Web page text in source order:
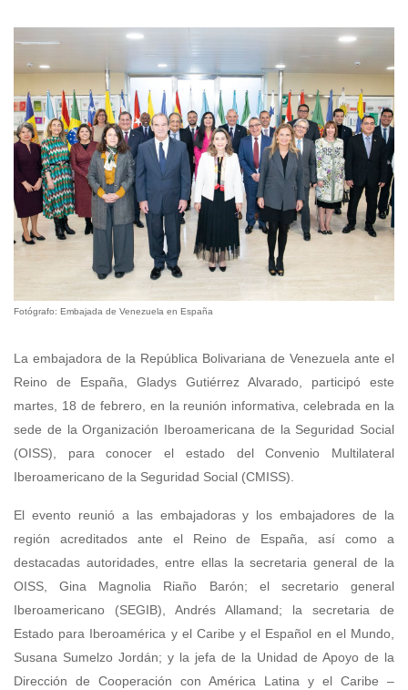
Fotógrafo: Embajada de Venezuela en España
La embajadora de la República Bolivariana de Venezuela ante el
Reino de España, Gladys Gutiérrez Alvarado, participó este
martes, 18 de febrero, en la reunión informativa, celebrada en la
sede de la Organización Iberoamericana de la Seguridad Social
(OISS), para conocer el estado del Convenio Multilateral
Iberoamericano de la Seguridad Social (CMISS).
El evento reunió a las embajadoras y los embajadores de la
región acreditados ante el Reino de España, así como a
destacadas autoridades, entre ellas la secretaria general de la
OISS, Gina Magnolia Riaño Barón; el secretario general
Iberoamericano (SEGIB), Andrés Allamand; la secretaria de
Estado para Iberoamérica y el Caribe y el Español en el Mundo,
Susana Sumelzo Jordán; y la jefa de la Unidad de Apoyo de la
Dirección de Cooperación con América Latina y el Caribe –